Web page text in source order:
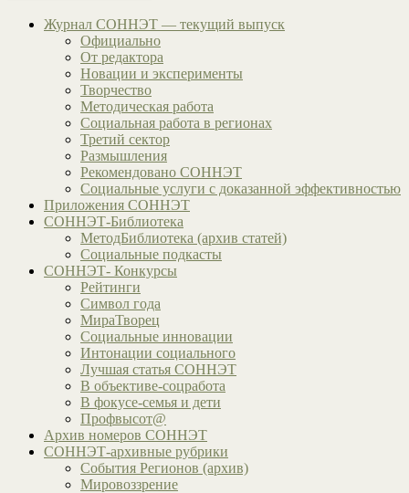
Журнал СОННЭТ — текущий выпуск
Официально
От редактора
Новации и эксперименты
Творчество
Методическая работа
Социальная работа в регионах
Третий сектор
Размышления
Рекомендовано СОННЭТ
Социальные услуги с доказанной эффективностью
Приложения СОННЭТ
СОННЭТ-Библиотека
МетодБиблиотека (архив статей)
Социальные подкасты
СОННЭТ- Конкурсы
Рейтинги
Символ года
МираТворец
Социальные инновации
Интонации социального
Лучшая статья СОННЭТ
В объективе-соцработа
В фокусе-семья и дети
Профвысот@
Архив номеров СОННЭТ
СОННЭТ-архивные рубрики
События Регионов (архив)
Мировоззрение